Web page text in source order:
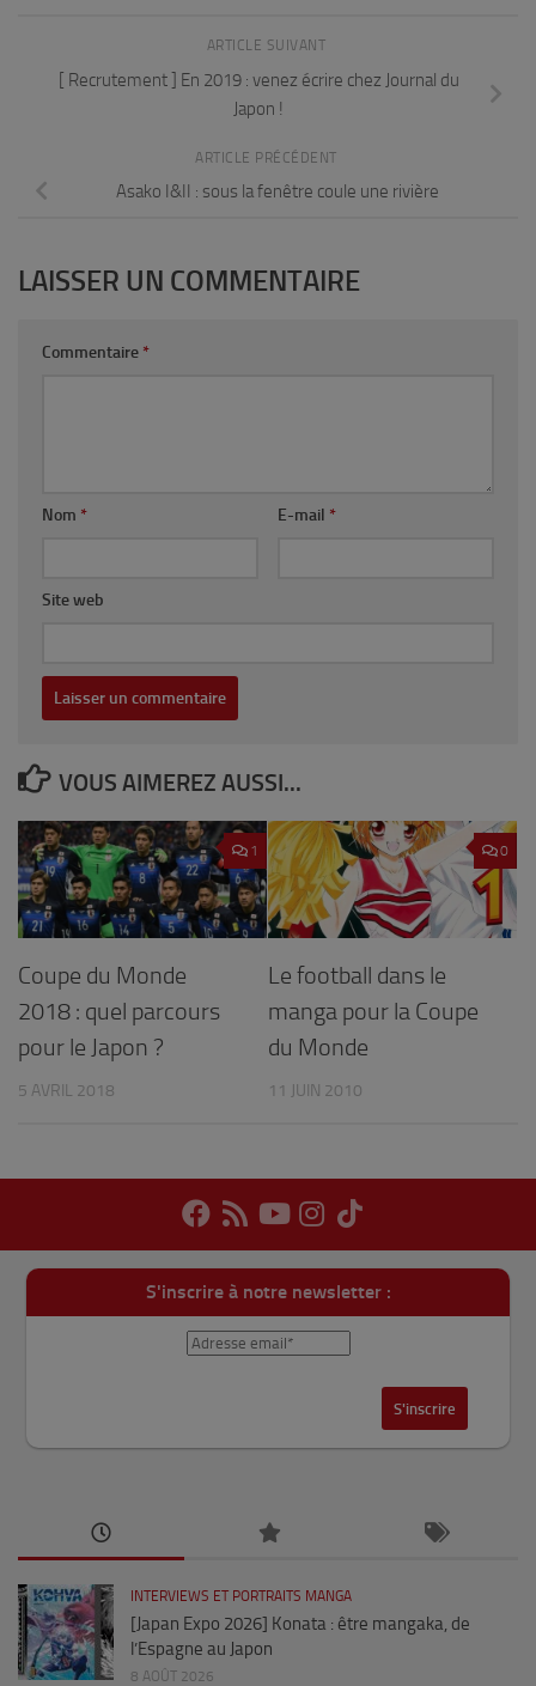
ARTICLE SUIVANT
[ Recrutement ] En 2019 : venez écrire chez Journal du
Japon !
ARTICLE PRÉCÉDENT
Asako I&II : sous la fenêtre coule une rivière
LAISSER UN COMMENTAIRE
Commentaire *
Nom * E-mail *
Site web
VOUS AIMEREZ AUSSI...
1
Coupe du Monde
2018 : quel parcours
pour le Japon ?
5 AVRIL 2018
0
Le football dans le
manga pour la Coupe
du Monde
11 JUIN 2010
S'inscrire à notre newsletter :
INTERVIEWS ET PORTRAITS MANGA
[Japan Expo 2026] Konata : être mangaka, de
l’Espagne au Japon
8 AOÛT 2026